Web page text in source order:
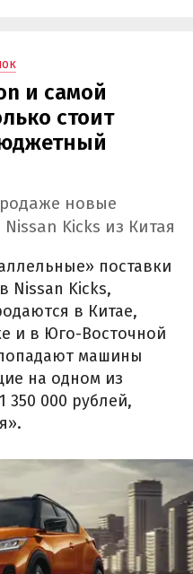
и самой
стоит
новые
Kicks из Китая
поставки
Nissan Kicks,
в Китае,
и в Юго-Восточной
машины
на одном из
000 рублей,